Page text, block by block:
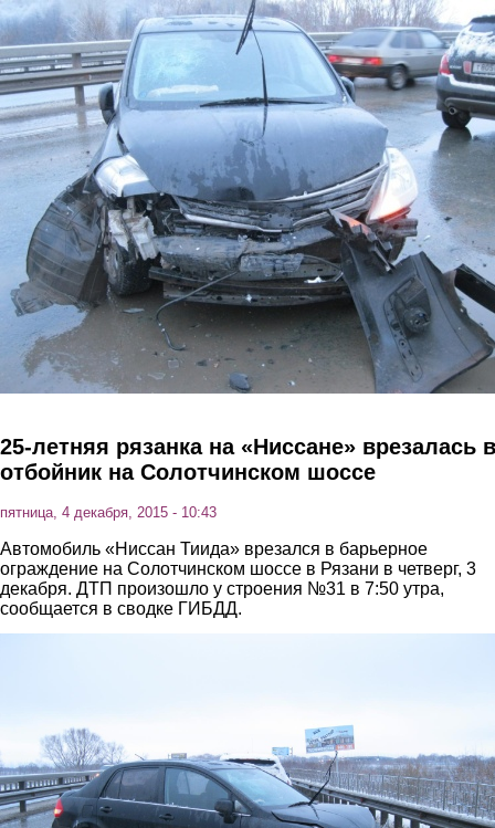
Перейти к основному содержанию
25-летняя рязанка на «Ниссане» врезалась в
отбойник на Солотчинском шоссе
пятница, 4 декабря, 2015 - 10:43
Автомобиль «Ниссан Тиида» врезался в барьерное
ограждение на Солотчинском шоссе в Рязани в четверг, 3
декабря. ДТП произошло у строения №31 в 7:50 утра,
сообщается в сводке ГИБДД.